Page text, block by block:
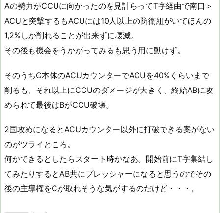
Aの勢力がCCUに向かったのを見計らってT字経由で南口＞
ACUと突撃するもACUには10人以上の防衛組がいてほんの
1,2%しか削れることが出来ずに壊滅。
その後も機会をうかがってみるも思う用に動けず。
そのうちC本体のACUカウンターでACUを40%くらいまで
削るも、それ以上にCCUのダメージが大きく、終始ABに攻
められて最後はBがCCU破壊。
2国攻めになるとACUカウンター以外に打破できる案がない
のがツライところ。
何かできるとしたらスタート時かなあ。開始前にT字集結し
てみたりするとAB共にプレッシャーになると思うのでその
後の主導権をCが取れそうな気がするのだけど・・・。